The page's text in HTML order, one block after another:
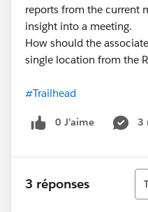
reports from the current
insight into a meeting.
How should the
single location from the
#Trailhead
0 J’aime 3
3 réponses
Tri